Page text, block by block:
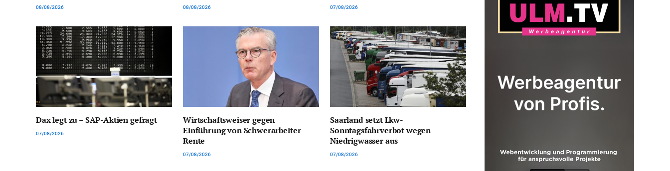
08/08/2026 08/08/2026 07/08/2026
Dax legt zu – SAP-Aktien gefragt
07/08/2026
Wirtschaftsweiser gegen
Einführung von Schwerarbeiter-
Rente
07/08/2026
Saarland setzt Lkw-
Sonntagsfahrverbot wegen
Niedrigwasser aus
07/08/2026